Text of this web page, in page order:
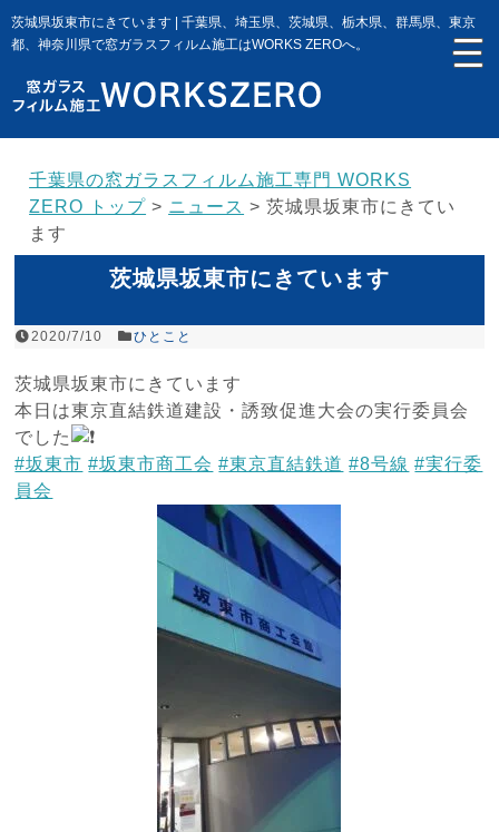
茨城県坂東市にきています | 千葉県、埼玉県、茨城県、栃木県、群馬県、東京
都、神奈川県で窓ガラスフィルム施工はWORKS ZEROへ。
千葉県の窓ガラスフィルム施工専門 WORKS
ZERO トップ > ニュース >茨城県坂東市にきてい
ます
茨城県坂東市にきています
2020/7/10 ひとこと
茨城県坂東市にきています
本日は東京直結鉄道建設・誘致促進大会の実行委員会
でした
#坂東市 #坂東市商工会 #東京直結鉄道 #8号線 #実行委
員会